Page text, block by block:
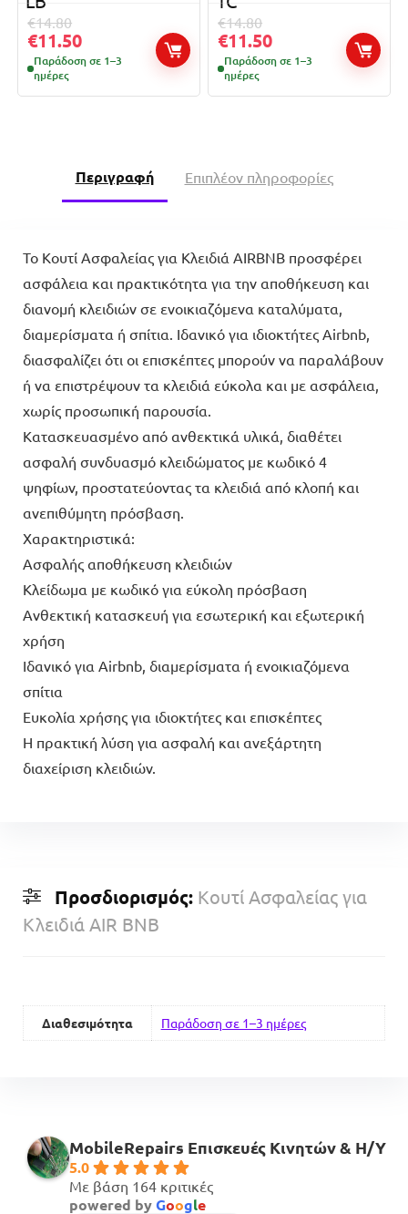
€14.80
€11.50
Παράδοση σε 1–3
ημέρες
€14.80
€11.50
Παράδοση σε 1–3
ημέρες
Περιγραφή Επιπλέον πληροφορίες
Το Κουτί Ασφαλείας για Κλειδιά AIRBNB προσφέρει
ασφάλεια και πρακτικότητα για την αποθήκευση και
διανομή κλειδιών σε ενοικιαζόμενα καταλύματα,
διαμερίσματα ή σπίτια. Ιδανικό για ιδιοκτήτες Airbnb,
διασφαλίζει ότι οι επισκέπτες μπορούν να παραλάβουν
ή να επιστρέψουν τα κλειδιά εύκολα και με ασφάλεια,
χωρίς προσωπική παρουσία.
Κατασκευασμένο από ανθεκτικά υλικά, διαθέτει
ασφαλή συνδυασμό κλειδώματος με κωδικό 4
ψηφίων, προστατεύοντας τα κλειδιά από κλοπή και
ανεπιθύμητη πρόσβαση.
Χαρακτηριστικά:
Ασφαλής αποθήκευση κλειδιών
Κλείδωμα με κωδικό για εύκολη πρόσβαση
Ανθεκτική κατασκευή για εσωτερική και εξωτερική
χρήση
Ιδανικό για Airbnb, διαμερίσματα ή ενοικιαζόμενα
σπίτια
Ευκολία χρήσης για ιδιοκτήτες και επισκέπτες
Η πρακτική λύση για ασφαλή και ανεξάρτητη
διαχείριση κλειδιών.
Προσδιορισμός: Κουτί Ασφαλείας για
Κλειδιά AIR BNB
Διαθεσιμότητα Παράδοση σε 1–3 ημέρες
MobileRepairs Επισκευές Κινητών & H/Y
5.0
Με βάση 164 κριτικές
powered byGoogle